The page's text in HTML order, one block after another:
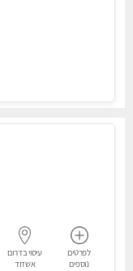
לפרטים
נוספים
עיסוי בדרום
אשדוד